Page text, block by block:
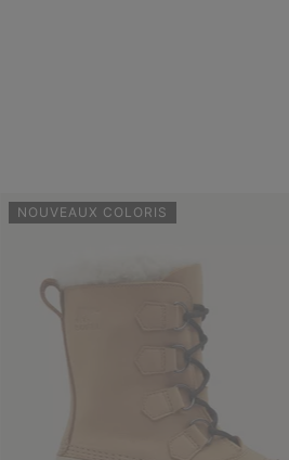
NOUVEAUX COLORIS